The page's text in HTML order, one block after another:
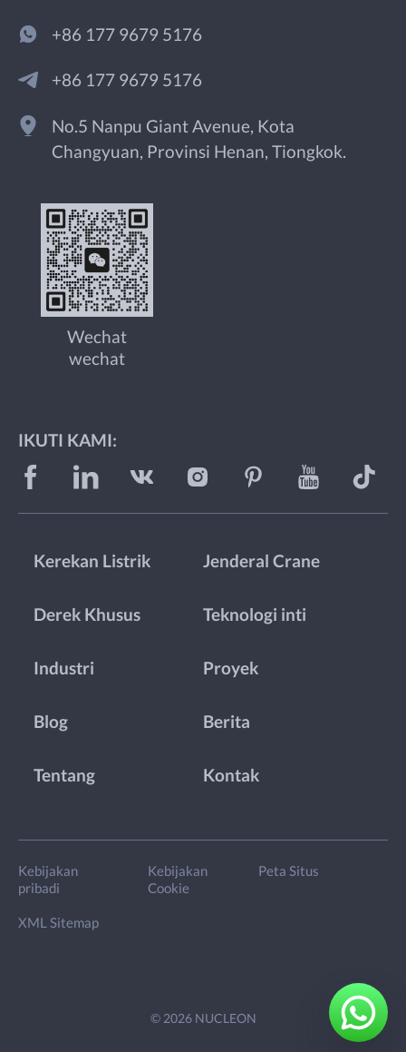
+86 177 9679 5176
+86 177 9679 5176
No.5 Nanpu Giant Avenue, Kota
Changyuan, Provinsi Henan, Tiongkok.
Wechat
wechat
IKUTI KAMI:
Kerekan Listrik Jenderal Crane
Derek Khusus Teknologi inti
Industri Proyek
Blog Berita
Tentang Kontak
Kebijakan
pribadi
Kebijakan
Cookie
Peta Situs
XML Sitemap
© 2026 NUCLEON